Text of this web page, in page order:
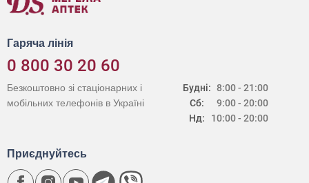
Гаряча лінія
0 800 30 20 60
Будні:
Сб:
Нд:
8:00 - 21:00
9:00 - 20:00
10:00 - 20:00
Безкоштовно зі стаціонарних і
мобільних телефонів в Україні
Приєднуйтесь